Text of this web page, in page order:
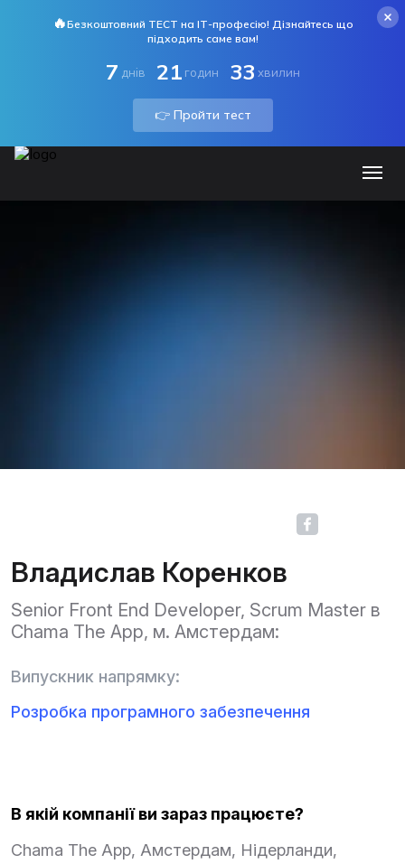
🔥Безкоштовний ТЕСТ на ІТ-професію! Дізнайтесь що
підходить саме вам!
7 днів 21 годин 33 хвилин
👉 Пройти тест
Владислав Коренков
Senior Front End Developer, Scrum Master в
Chama The App, м. Амстердам:
Випускник напрямку:
Розробка програмного забезпечення
В якій компанії ви зараз працюєте?
Chama The App, Амстердам, Нідерланди,